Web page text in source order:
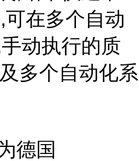
在多个自动
动执行的质
多个自动化系
德国